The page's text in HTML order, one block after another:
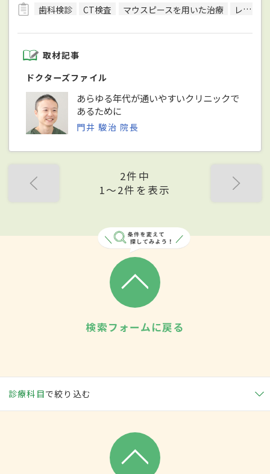
歯科検診 CT検査 マウスピースを用いた治療 レントゲン検査
取材記事
ドクターズファイル
あらゆる年代が通いやすいクリニックで
あるために
門井 駿治 院長
2件中
1〜2件を表示
検索フォームに戻る
診療科目で絞り込む